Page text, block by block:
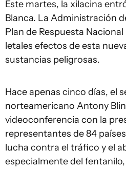
Este martes, la xilacina
Blanca. La Administración
Plan de Respuesta
letales efectos de esta
sustancias peligrosas.
Hace apenas cinco días, el
norteamericano Antony
videoconferencia con la
representantes de 84
lucha contra el tráfico y el
especialmente del